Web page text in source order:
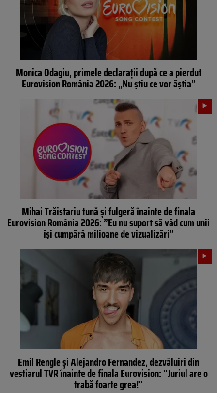
Monica Odagiu, primele declarații după ce a pierdut
Eurovision România 2026: „Nu știu ce vor ăștia”
Mihai Trăistariu tună și fulgeră înainte de finala
Eurovision România 2026: ”Eu nu suport să văd cum unii
își cumpără milioane de vizualizări”
Emil Rengle și Alejandro Fernandez, dezvăluiri din
vestiarul TVR înainte de finala Eurovision: ”Juriul are o
trabă foarte grea!”